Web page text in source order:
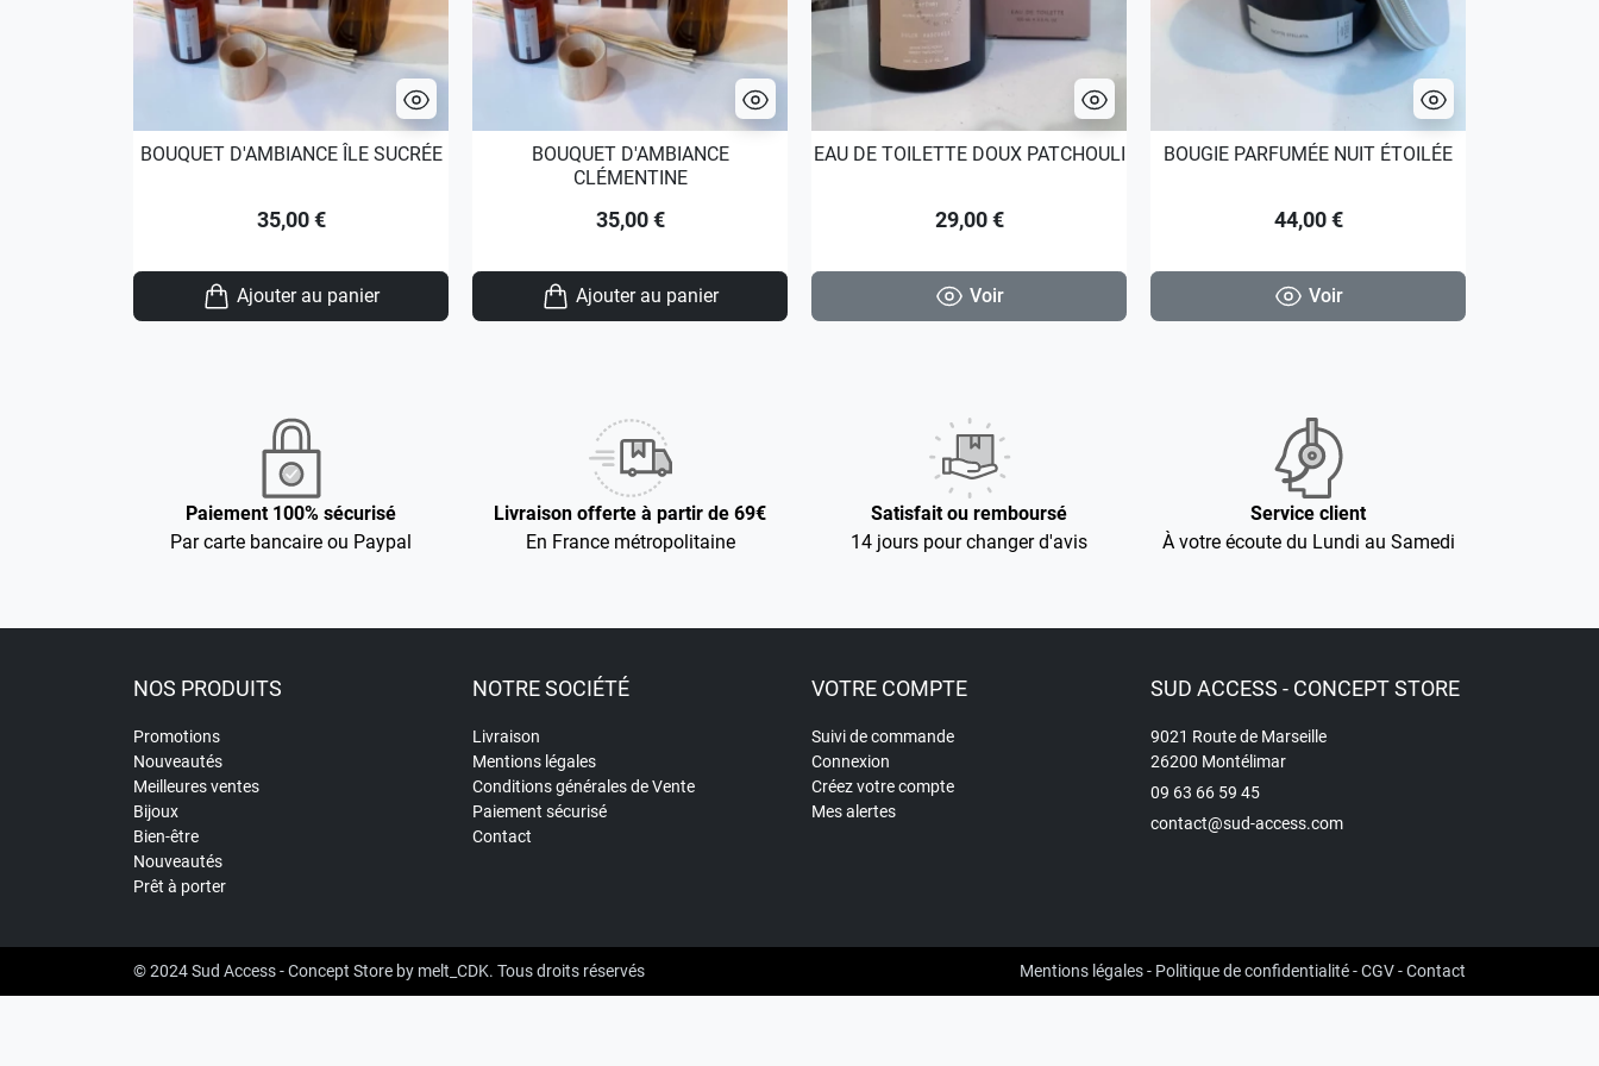
BOUQUET D'AMBIANCE ÎLE SUCRÉE
35,00 €
Ajouter au panier
BOUQUET D'AMBIANCE
CLÉMENTINE
35,00 €
Ajouter au panier
EAU DE TOILETTE DOUX PATCHOULI
29,00 €
Voir
BOUGIE PARFUMÉE NUIT ÉTOILÉE
44,00 €
Voir
Paiement 100% sécurisé
Par carte bancaire ou Paypal
Livraison offerte à partir de 69€
En France métropolitaine
Satisfait ou remboursé
14 jours pour changer d'avis
Service client
À votre écoute du Lundi au Samedi
NOS PRODUITS
Promotions
Nouveautés
Meilleures ventes
Bijoux
Bien-être
Nouveautés
Prêt à porter
NOTRE SOCIÉTÉ
Livraison
Mentions légales
Conditions générales de Vente
Paiement sécurisé
Contact
VOTRE COMPTE
Suivi de commande
Connexion
Créez votre compte
Mes alertes
SUD ACCESS - CONCEPT STORE
9021 Route de Marseille
26200 Montélimar
09 63 66 59 45
contact@sud-access.com
© 2024Sud Access - Concept Store by melt_CDK. Tous droits réservés Mentions légales- Politique de confidentialité-CGV-Contact